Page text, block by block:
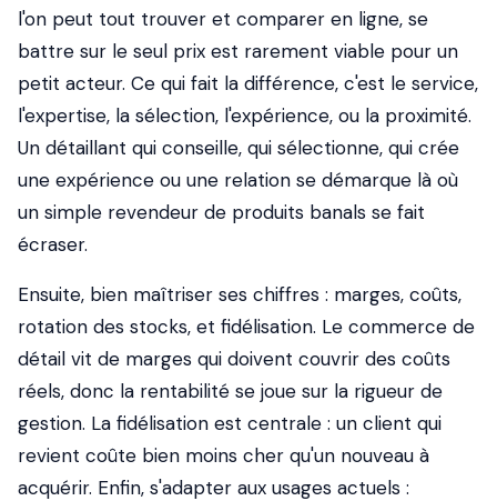
l'on peut tout trouver et comparer en ligne, se
battre sur le seul prix est rarement viable pour un
petit acteur. Ce qui fait la différence, c'est le service,
l'expertise, la sélection, l'expérience, ou la proximité.
Un détaillant qui conseille, qui sélectionne, qui crée
une expérience ou une relation se démarque là où
un simple revendeur de produits banals se fait
écraser.
Ensuite, bien maîtriser ses chiffres : marges, coûts,
rotation des stocks, et fidélisation. Le commerce de
détail vit de marges qui doivent couvrir des coûts
réels, donc la rentabilité se joue sur la rigueur de
gestion. La fidélisation est centrale : un client qui
revient coûte bien moins cher qu'un nouveau à
acquérir. Enfin, s'adapter aux usages actuels :